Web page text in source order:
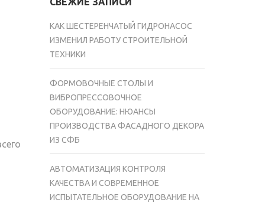
КАК ШЕСТЕРЕНЧАТЫЙ ГИДРОНАСОС
ИЗМЕНИЛ РАБОТУ СТРОИТЕЛЬНОЙ
ТЕХНИКИ
ФОРМОВОЧНЫЕ СТОЛЫ И
ВИБРОПРЕССОВОЧНОЕ
ОБОРУДОВАНИЕ: НЮАНСЫ
ПРОИЗВОДСТВА ФАСАДНОГО ДЕКОРА
ИЗ СФБ
АВТОМАТИЗАЦИЯ КОНТРОЛЯ
КАЧЕСТВА И СОВРЕМЕННОЕ
ИСПЫТАТЕЛЬНОЕ ОБОРУДОВАНИЕ НА